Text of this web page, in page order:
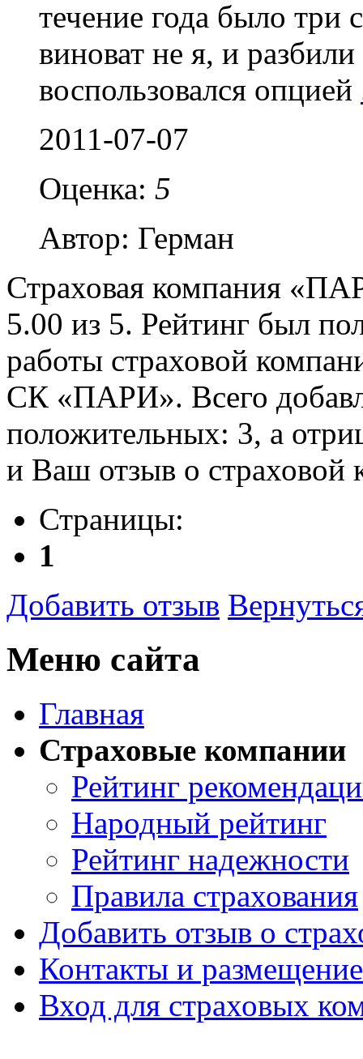
течение года было три
виноват не я, и
воспользовался опцией
2011-07-07
Оценка: 5
Автор: Герман
Страховая компания
5.00 из 5. Рейтинг был
работы страховой
СК «ПАРИ». Всего
положительных: 3, а
и Ваш отзыв о
Страницы:
1
Добавить отзыв
Меню сайта
Главная
Страховые компании
Рейтинг
Народный рейтинг
Рейтинг надежности
Правила страхования
Добавить отзыв о
Контакты и
Вход для страховых